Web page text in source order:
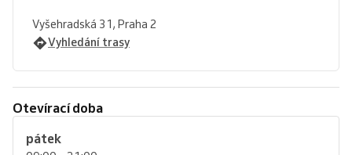
Vyšehradská 31, Praha 2
Vyhledání trasy
Otevírací doba
pátek